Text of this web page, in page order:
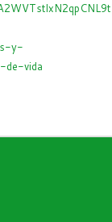
y-
de-vida